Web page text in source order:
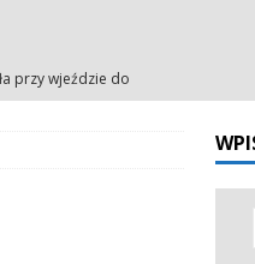
przy wjeździe do
– intencje